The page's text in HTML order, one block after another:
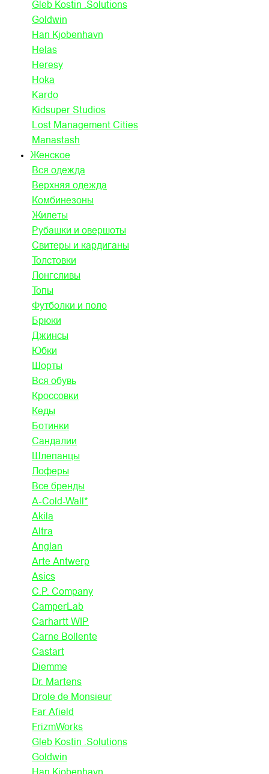
Gleb Kostin .Solutions
Goldwin
Han Kjobenhavn
Helas
Heresy
Hoka
Kardo
Kidsuper Studios
Lost Management Cities
Manastash
Женское
Вся одежда
Верхняя одежда
Комбинезоны
Жилеты
Рубашки и овершоты
Свитеры и кардиганы
Толстовки
Лонгсливы
Топы
Футболки и поло
Брюки
Джинсы
Юбки
Шорты
Вся обувь
Кроссовки
Кеды
Ботинки
Сандалии
Шлепанцы
Лоферы
Все бренды
A-Cold-Wall*
Akila
Altra
Anglan
Arte Antwerp
Asics
C.P. Company
CamperLab
Carhartt WIP
Carne Bollente
Castart
Diemme
Dr. Martens
Drole de Monsieur
Far Afield
FrizmWorks
Gleb Kostin .Solutions
Goldwin